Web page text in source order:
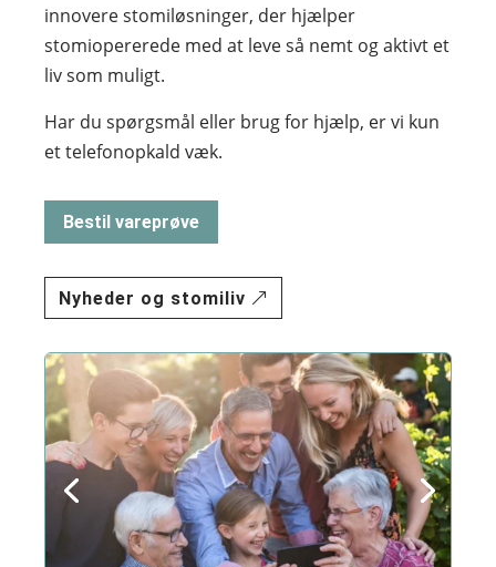
innovere stomiløsninger, der hjælper
stomiopererede med at leve så nemt og aktivt et
liv som muligt.
Har du spørgsmål eller brug for hjælp, er vi kun
et telefonopkald væk.
Bestil vareprøve
Nyheder og stomiliv